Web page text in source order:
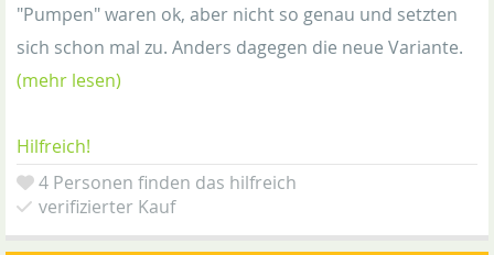
"Pumpen" waren ok, aber nicht so genau und setzten
sich schon mal zu. Anders dagegen die neue Variante.
(mehr lesen)
Hilfreich!
4 Personen finden das hilfreich
verifizierter Kauf